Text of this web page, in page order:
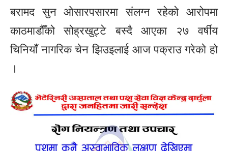
बरामद सुन ओसारपसारमा संलग्न रहेको आरोपमा
काठमाडौँको सोह्रखुट्टे बस्दै आएका २७ वर्षीय
चिनियाँ नागरिक चेन झिउइलाई आज पक्राउ गरेको हो
।